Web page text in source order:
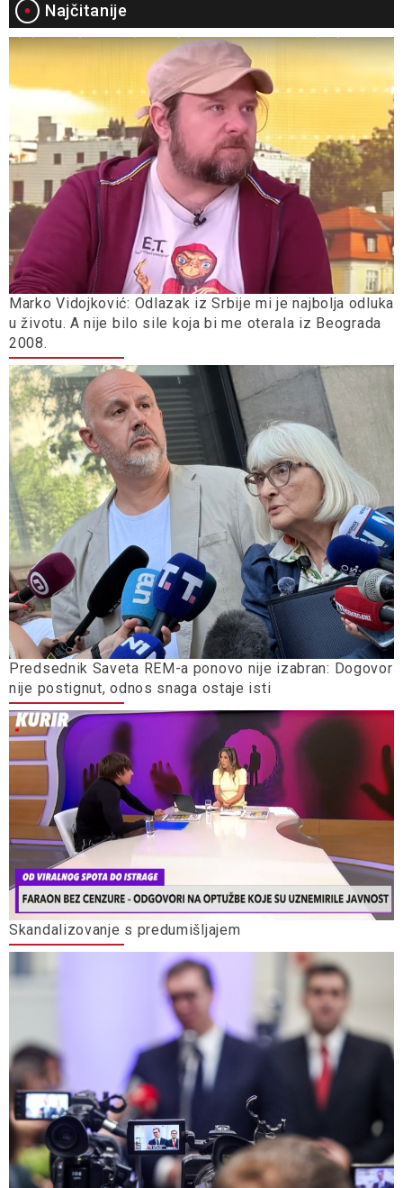
Najčitanije
Marko Vidojković: Odlazak iz Srbije mi je najbolja odluka
u životu. A nije bilo sile koja bi me oterala iz Beograda
2008.
Predsednik Saveta REM-a ponovo nije izabran: Dogovor
nije postignut, odnos snaga ostaje isti
Skandalizovanje s predumišljajem